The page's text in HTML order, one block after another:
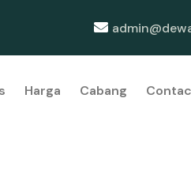
Harga Cabang